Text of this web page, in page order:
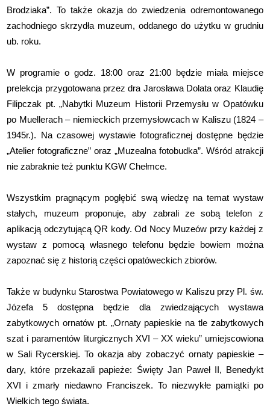
Brodziaka”. To także okazja do zwiedzenia odremontowanego
zachodniego skrzydła muzeum, oddanego do użytku w grudniu
ub. roku.
W programie o godz. 18:00 oraz 21:00 będzie miała miejsce
prelekcja przygotowana przez dra Jarosława Dolata oraz Klaudię
Filipczak pt. „Nabytki Muzeum Historii Przemysłu w Opatówku
po Muellerach – niemieckich przemysłowcach w Kaliszu (1824 –
1945r.). Na czasowej wystawie fotograficznej dostępne będzie
„Atelier fotograficzne” oraz „Muzealna fotobudka”. Wśród atrakcji
nie zabraknie też punktu KGW Chełmce.
Wszystkim pragnącym pogłębić swą wiedzę na temat wystaw
stałych, muzeum proponuje, aby zabrali ze sobą telefon z
aplikacją odczytującą QR kody. Od Nocy Muzeów przy każdej z
wystaw z pomocą własnego telefonu będzie bowiem można
zapoznać się z historią części opatóweckich zbiorów.
Także w budynku Starostwa Powiatowego w Kaliszu przy Pl. św.
Józefa 5 dostępna będzie dla zwiedzających wystawa
zabytkowych ornatów pt. „Ornaty papieskie na tle zabytkowych
szat i paramentów liturgicznych XVI – XX wieku” umiejscowiona
w Sali Rycerskiej. To okazja aby zobaczyć ornaty papieskie –
dary, które przekazali papieże: Święty Jan Paweł II, Benedykt
XVI i zmarły niedawno Franciszek. To niezwykłe pamiątki po
Wielkich tego świata.